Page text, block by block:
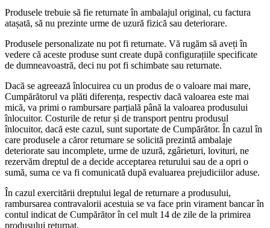
Produsele trebuie să fie returnate în ambalajul original, cu factura
atașată, să nu prezinte urme de uzură fizică sau deteriorare.
Produsele personalizate nu pot fi returnate. Vă rugăm să aveți în
vedere că aceste produse sunt create după configurațiile specificate
de dumneavoastră, deci nu pot fi schimbate sau returnate.
Dacă se agreează înlocuirea cu un produs de o valoare mai mare,
Cumpărătorul va plăti diferența, respectiv dacă valoarea este mai
mică, va primi o rambursare parțială până la valoarea produsului
înlocuitor. Costurile de retur și de transport pentru produsul
înlocuitor, dacă este cazul, sunt suportate de Cumpărător. În cazul în
care produsele a căror returnare se solicită prezintă ambalaje
deteriorate sau incomplete, urme de uzură, zgârieturi, lovituri, ne
rezervăm dreptul de a decide acceptarea returului sau de a opri o
sumă, suma ce va fi comunicată după evaluarea prejudiciilor aduse.
În cazul exercitării dreptului legal de returnare a produsului,
rambursarea contravalorii acestuia se va face prin virament bancar în
contul indicat de Cumpărător în cel mult 14 de zile de la primirea
produsului returnat.